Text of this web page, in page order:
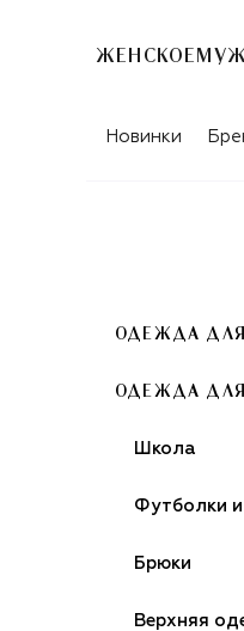
ЖЕНСКОЕ
Новинки
ОДЕЖДА
ОДЕЖДА
Школа
Футболки
Брюки
Верхняя